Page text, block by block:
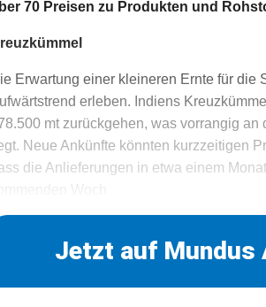
70 Preisen zu Produkten und
Erwartung einer kleineren Ernte für die
erleben. Indiens
mt zurückgehen, was vorrangig
Neue Ankünfte könnten kurzzeitigen
die Anlieferungen in etwa einem
Jetzt auf Mundus